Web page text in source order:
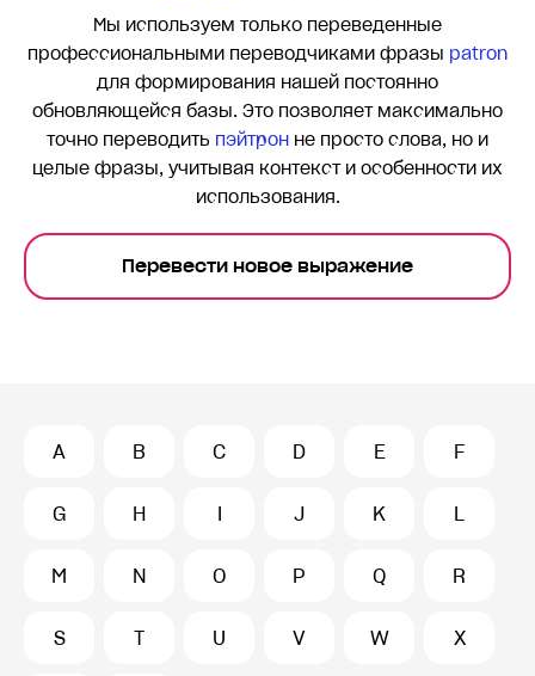
Мы используем только переведенные
профессиональными переводчиками фразы patron
для формирования нашей постоянно
обновляющейся базы. Это позволяет максимально
точно переводить пэйтрон не просто слова, но и
целые фразы, учитывая контекст и особенности их
использования.
Перевести новое выражение
A B C D E F
G H I J K L
M N O P Q R
S T U V W X